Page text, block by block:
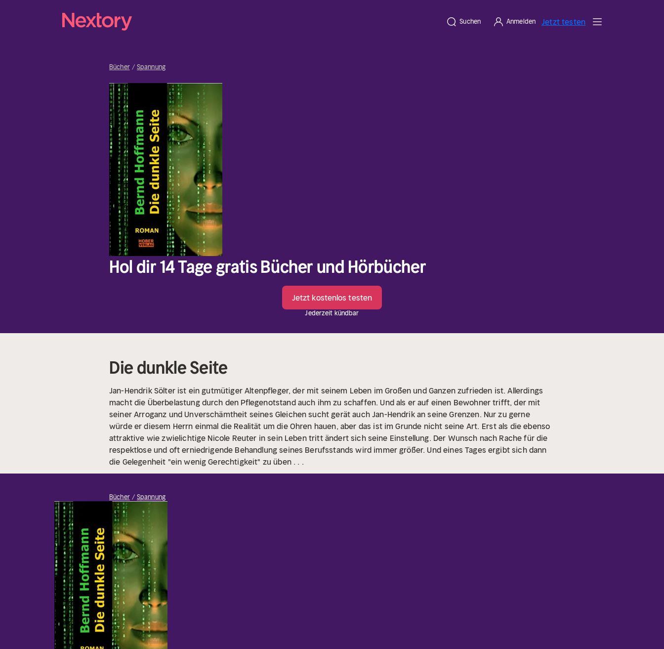
Suchen Anmelden Jetzt testen
Bücher Spannung
Hol dir 14 Tage gratis Bücher und Hörbücher
Jetzt kostenlos testen
Jederzeit kündbar
Die dunkle Seite
Jan-Hendrik Sölter ist ein gutmütiger Altenpfleger, der mit seinem Leben im Großen und Ganzen zufrieden ist. Allerdings
macht die Überbelastung durch den Pflegenotstand auch ihm zu schaffen. Und als er auf einen Bewohner trifft, der mit
seiner Arroganz und Unverschämtheit seines Gleichen sucht gerät auch Jan-Hendrik an seine Grenzen. Nur zu gerne
würde er diesem Herrn einmal die Realität um die Ohren hauen, aber das ist im Grunde nicht seine Art. Erst als die ebenso
attraktive wie zwielichtige Nicole Reuter in sein Leben tritt ändert sich seine Einstellung. Der Wunsch nach Rache für die
respektlose und oft erniedrigende Behandlung seines Berufsstands wird immer größer. Und eines Tages ergibt sich dann
die Gelegenheit "ein wenig Gerechtigkeit" zu üben . . .
Bücher Spannung